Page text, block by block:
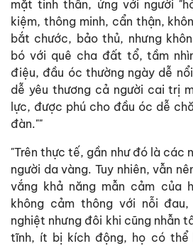
mặt tinh thần, ứng với người
kiệm, thông minh, cẩn thận,
bắt chước, bảo thủ, nhưng
bó với quê cha đất tổ, tầm
điệu, đầu óc thường ngày dễ
dễ yêu thương cả người cai trị
lực, được phú cho đầu óc dễ
đàn.""
"Trên thực tế, gần như đó là các
người da vàng. Tuy nhiên, vẫn
vắng khả năng mẫn cảm của
không cảm thông với nỗi
nghiệt nhưng đôi khi cũng nhẫn
tĩnh, ít bị kích động, họ có thể